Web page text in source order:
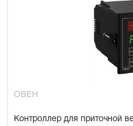
ОВЕН
Контроллер для приточной